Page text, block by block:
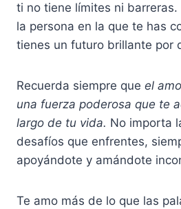
ti no tiene límites ni barreras.
la persona en la que te has
tienes un futuro brillante por
Recuerda siempre que el
una fuerza poderosa que te
largo de tu vida. No importa
desafíos que enfrentes,
apoyándote y amándote
Te amo más de lo que las